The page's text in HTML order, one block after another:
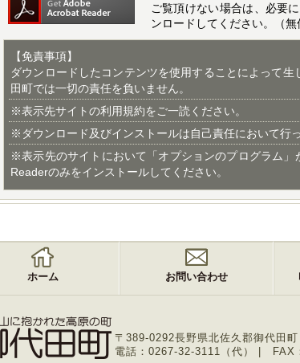
ご覧頂けない場合は、必要
ンロードしてください。（無
【免責事項】
ダウンロードしたコンテンツを使用することによって
田町では一切の責任を負いません。
※表示先サイトの利用規約をご一読ください。
※ダウンロード及びインストールは自己責任において行
※表示先のサイトにおいて「オプションのプログラム」
Readerのみをインストールしてください。
ホーム お問い合わせ
〒389-0292長野県北佐久郡御代田
電話：0267-32-3111（代）
FAX